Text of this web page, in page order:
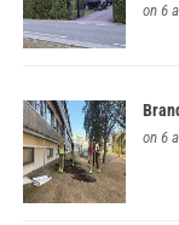
on 6
on 6